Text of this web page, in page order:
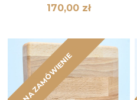
170,00 zł
NA ZAMÓWIENIE